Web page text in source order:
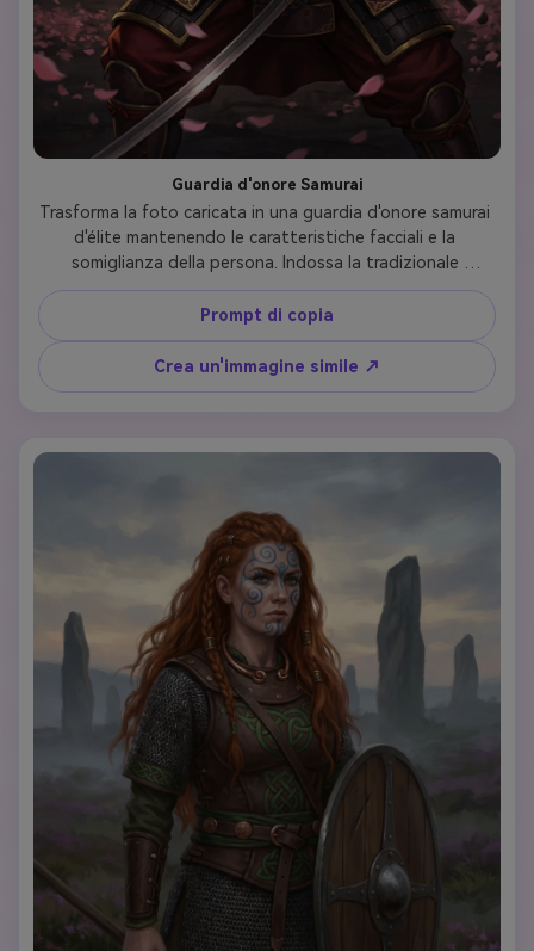
Guardia d'onore Samurai
Trasforma la foto caricata in una guardia d'onore samurai
d'élite mantenendo le caratteristiche facciali e la
somiglianza della persona. Indossa la tradizionale
armatura di samurai nera e carmesso (yoroi) con ornato
casco di maschera di demone spinto indietro per rivelare il
viso, stemma di famiglia (mon) sulla piastra del petto,
sottoveste di seta rossa scorrevole. Tieni un katana in
posizione iaido. Petali di fiori di ciliegio alla deriva sullo
disciplina.
Prompt di copia
Crea un'immagine simile ↗